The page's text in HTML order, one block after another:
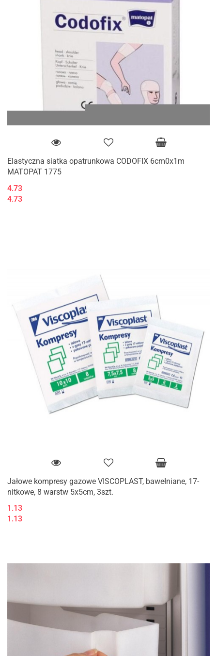
Elastyczna siatka opatrunkowa CODOFIX 6cm0x1m
MATOPAT 1775
4.73
4.73
Jałowe kompresy gazowe VISCOPLAST, bawełniane, 17-
nitkowe, 8 warstw 5x5cm, 3szt.
1.13
1.13